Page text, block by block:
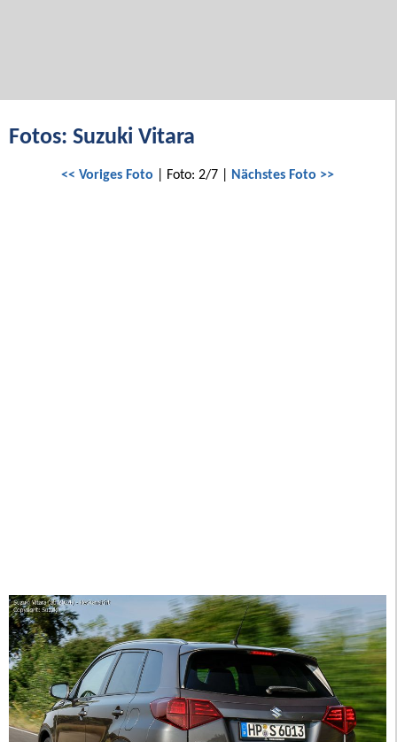
Fotos: Suzuki Vitara
<< Voriges Foto | Foto: 2/7 | Nächstes Foto >>